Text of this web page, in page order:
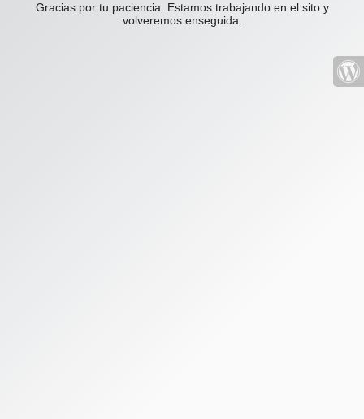
Gracias por tu paciencia. Estamos trabajando en el sito y
volveremos enseguida.